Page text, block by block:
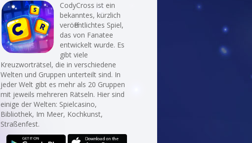
CodyCross ist ein
bekanntes, kürzlich
veröffentlichtes Spiel,
das von Fanatee
entwickelt wurde. Es
gibt viele
Kreuzworträtsel, die in verschiedene
Welten und Gruppen unterteilt sind. In
jeder Welt gibt es mehr als 20 Gruppen
mit jeweils mehreren Rätseln. Hier sind
einige der Welten: Spielcasino,
Bibliothek, Im Meer, Kochkunst,
Straßenfest.